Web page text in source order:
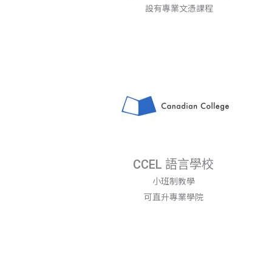
設有專業文憑課程
CCEL 語言學校
小班制教學
可直升專業學院